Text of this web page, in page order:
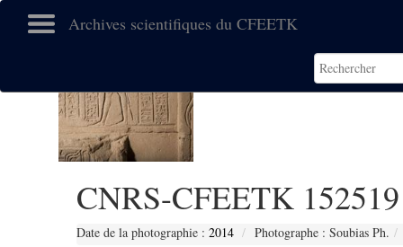
Archives scientifiques du CFEETK
CNRS-CFEETK 152519
Date de la photographie : 2014 Photographe : Soubias Ph.